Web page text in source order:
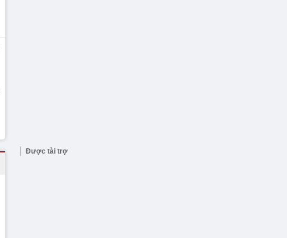
Được tài trợ